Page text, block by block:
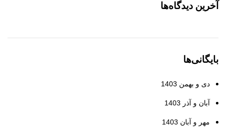
آخرین دیدگاه‌ها
بایگانی‌ها
دی و بهمن 1403
آبان و آذر 1403
مهر و آبان 1403